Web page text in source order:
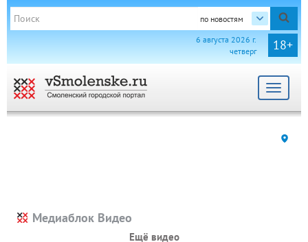
по новостям
18+
6 августа 2026 г.
четверг
Toggle
Медиаблок Видео
Ещё видео